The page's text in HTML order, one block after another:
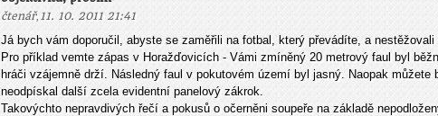
čtenář, 11. 10. 2011 21:41
Já bych vám doporučil, abyste se zaměřili na fotbal, který převádíte, a nestěžovali
Pro příklad vemte zápas v Horažďovicích - Vámi zmíněný 20 metrový faul byl
hráči vzájemně drží. Následný faul v pokutovém území byl jasný. Naopak můžete
neodpískal další zcela evidentní panelový zákrok.
Takovýchto nepravdivých řečí a pokusů o očerněni soupeře na základě